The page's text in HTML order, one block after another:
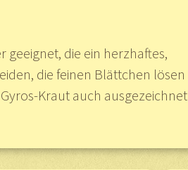
geeignet, die ein herzhaftes,
die feinen Blättchen lösen
Kraut auch ausgezeichnet